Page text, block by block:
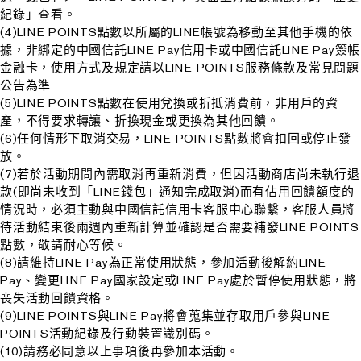
紀錄」查看。
(4)LINE POINTS點數以所屬的LINE帳號為移動至其他手機的依
據，非綁定的中國信託LINE Pay信用卡或中國信託LINE Pay簽帳
金融卡，使用方式及規定請以LINE POINTS服務條款及常見問題
公告為準
(5)LINE POINTS點數在使用兌換或折抵消費前，非用戶的資
產，不得要求轉讓、折換現金或更換為其他回饋。
(6)任何情形下取消交易，LINE POINTS點數將會扣回或停止發
放。
(7)若於活動期間內需取消再重新消費，但因活動商店尚未執行退
款(即尚未收到「LINE錢包」通知完成取消)而有佔用回饋額度的
情況時，必須主動與中國信託信用卡客服中心聯繫，客服人員將
待活動結束後兩週內重新計算並確認是否需要補發LINE POINTS
點數，敬請耐心等候。
(8)請維持LINE Pay為正常使用狀態，參加活動後解約LINE
Pay、變更LINE Pay國家設定或LINE Pay處於暫停使用狀態，將
喪失活動回饋資格。
(9)LINE POINTS與LINE Pay將會蒐集並存取用戶參與LINE
POINTS活動紀錄及行動裝置識別碼。
(10)請務必同意以上事項後再參加本活動。